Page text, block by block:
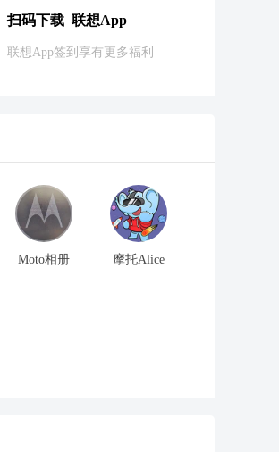
扫码下载 联想App
联想App签到享有更多福利
Moto相册 摩托Alice